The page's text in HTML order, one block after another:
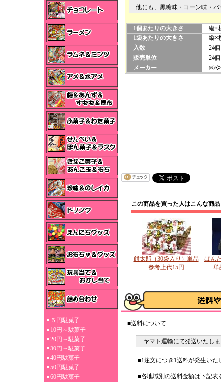
５円駄菓子
10円～駄菓子
20円～駄菓子
30円～駄菓子
40円駄菓子
50円駄菓子
60円駄菓子
他にも、黒糖味・コーン味・バ
1個あたりの大きさ
縦×
1袋あたりの大きさ
縦×
入数
24個
販売単位
24個
メーカー
㈱や
この商品を買った人はこんな商
餅太郎（30袋入り）単品
参考上代15円
ぱん
単
■送料について
ヤマト運輸にて発送いたし
■1注文につき1送料が発生いた
■各地域別の送料金額は下記表